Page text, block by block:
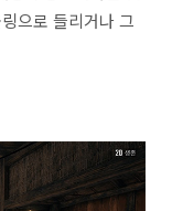
으로 들리거나 그